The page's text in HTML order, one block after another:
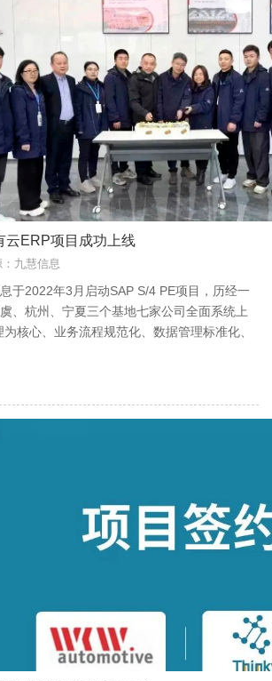
云ERP项目成功上线
：九慧信息
于2022年3月启动SAP S/4 PE项目，历经一
、杭州、宁夏三个基地七家公司全面系统上
核心、业务流程规范化、数据管理标准化、